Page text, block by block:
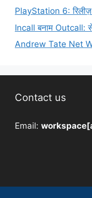
PlayStation 6:
Incall बनाम Outcall:
Andrew Tate Net
Contact us
Email: